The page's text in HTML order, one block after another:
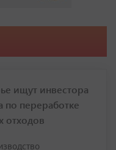
ищут инвестора
по переработке
отходов